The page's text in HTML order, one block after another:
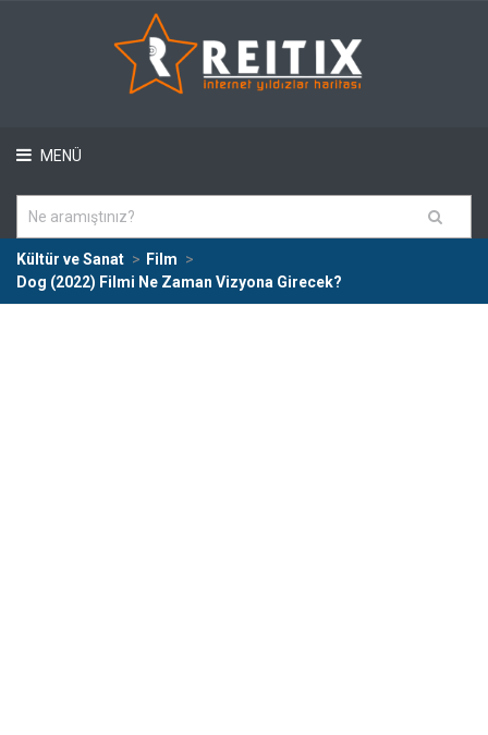
MENÜ
Kültür ve Sanat
Film
Dog (2022) Filmi Ne Zaman Vizyona Girecek?